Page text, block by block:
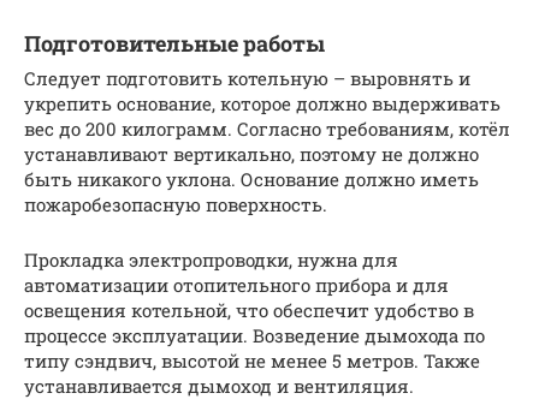
Подготовительные работы
Следует подготовить котельную – выровнять и
укрепить основание, которое должно выдерживать
вес до 200 килограмм. Согласно требованиям, котёл
устанавливают вертикально, поэтому не должно
быть никакого уклона. Основание должно иметь
пожаробезопасную поверхность.
Прокладка электропроводки, нужна для
автоматизации отопительного прибора и для
освещения котельной, что обеспечит удобство в
процессе эксплуатации. Возведение дымохода по
типу сэндвич, высотой не менее 5 метров. Также
устанавливается дымоход и вентиляция.